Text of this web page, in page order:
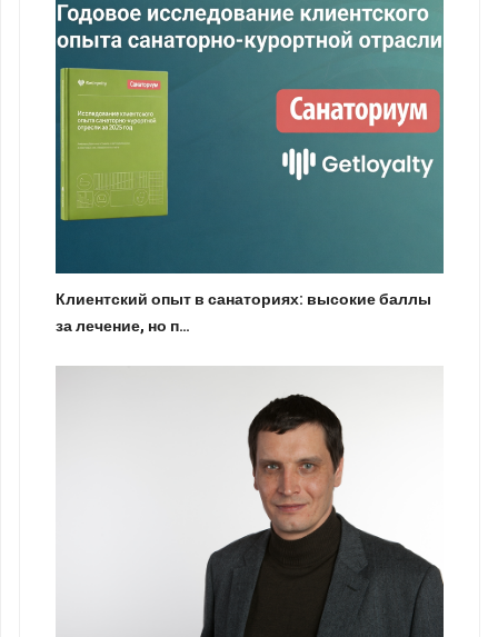
Клиентский опыт в санаториях: высокие баллы
за лечение, но п…